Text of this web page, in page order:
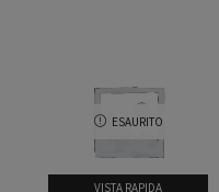
ESAURITO
VISTA RAPIDA